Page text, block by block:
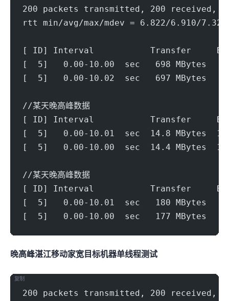
200 packets transmitted, 200 received,
rtt min/avg/max/mdev = 6.822/6.910/
[ ID] Interval           Transfer
[  5]   0.00-10.00  sec   698 MBytes
[  5]   0.00-10.02  sec   697 MBytes
//某天晚高峰数据
[ ID] Interval           Transfer
[  5]   0.00-10.01  sec  14.8 MBytes
[  5]   0.00-10.00  sec  14.4 MBytes
//某天晚高峰数据
[ ID] Interval           Transfer
[  5]   0.00-10.01  sec   180 MBytes
[  5]   0.00-10.00  sec   177 MBytes
晚高峰湛江移动家宽(1000Mbps) 目标机器 IPERF3单线程测试
200 packets transmitted, 200 received,
复制